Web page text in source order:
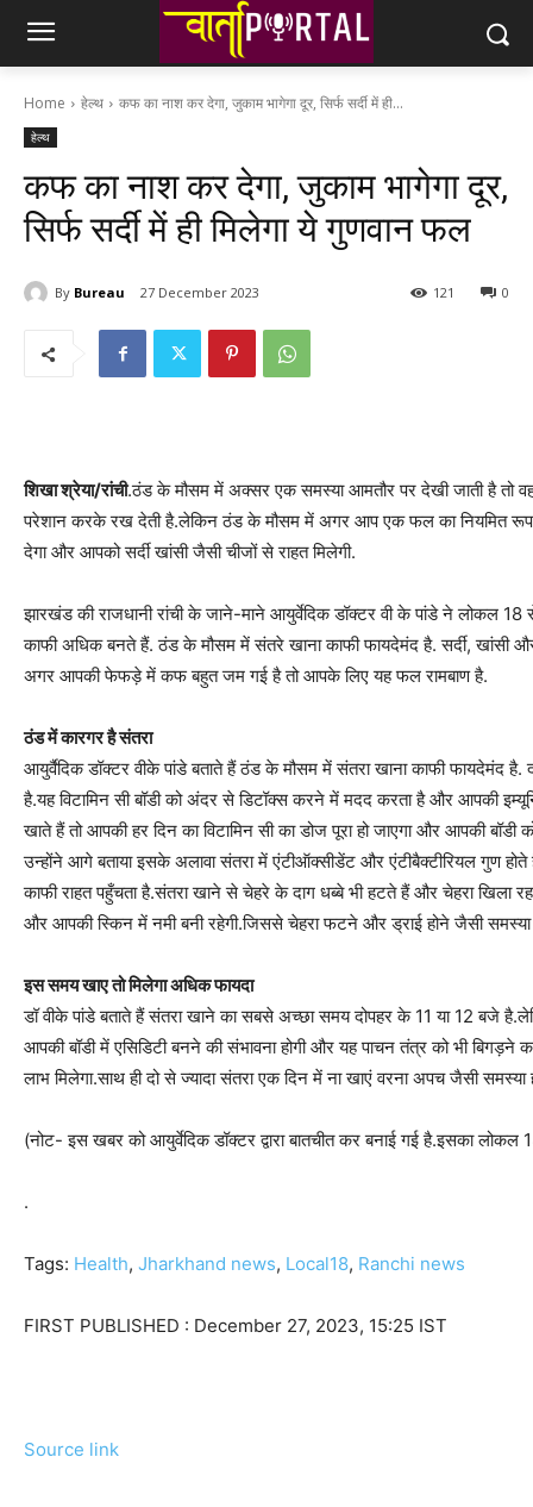
Home हेल्थ कफ का नाश कर देगा, जुकाम भागेगा दूर, सिर्फ सर्दी में ही...
हेल्थ
कफ का नाश कर देगा, जुकाम भागेगा दूर,
सिर्फ सर्दी में ही मिलेगा ये गुणवान फल
By Bureau 27 December 2023 0
121
शिखा श्रेया/रांची.ठंड के मौसम में अक्सर एक समस्या आमतौर पर देखी जाती है तो
परेशान करके रख देती है.लेकिन ठंड के मौसम में अगर आप एक फल का नियमित
देगा और आपको सर्दी खांसी जैसी चीजों से राहत मिलेगी.
झारखंड की राजधानी रांची के जाने-माने आयुर्वेदिक डॉक्टर वी के पांडे ने लोकल
काफी अधिक बनते हैं. ठंड के मौसम में संतरे खाना काफी फायदेमंद है. सर्दी, खांसी
अगर आपकी फेफड़े में कफ बहुत जम गई है तो आपके लिए यह फल रामबाण है.
ठंड में कारगर है संतरा
आयुर्वैदिक डॉक्टर वीके पांडे बताते हैं ठंड के मौसम में संतरा खाना काफी फायदेमंद है.
है.यह विटामिन सी बॉडी को अंदर से डिटॉक्स करने में मदद करता है और आपकी
खाते हैं तो आपकी हर दिन का विटामिन सी का डोज पूरा हो जाएगा और आपकी बॉडी
उन्होंने आगे बताया इसके अलावा संतरा में एंटीऑक्सीडेंट और एंटीबैक्टीरियल गुण
काफी राहत पहुँचता है.संतरा खाने से चेहरे के दाग धब्बे भी हटते हैं और चेहरा खिला
और आपकी स्किन में नमी बनी रहेगी.जिससे चेहरा फटने और ड्राई होने जैसी समस्या
इस समय खाए तो मिलेगा अधिक फायदा
डॉ वीके पांडे बताते हैं संतरा खाने का सबसे अच्छा समय दोपहर के 11 या 12 बजे
आपकी बॉडी में एसिडिटी बनने की संभावना होगी और यह पाचन तंत्र को भी
लाभ मिलेगा.साथ ही दो से ज्यादा संतरा एक दिन में ना खाएं वरना अपच जैसी समस्या
(नोट- इस खबर को आयुर्वेदिक डॉक्टर द्वारा बातचीत कर बनाई गई है.इसका लोकल
.
Tags: Health, Jharkhand news, Local18, Ranchi news
FIRST PUBLISHED : December 27, 2023, 15:25 IST
Source link